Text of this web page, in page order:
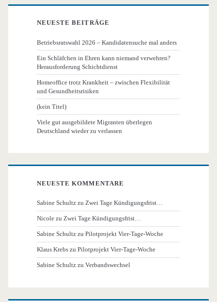
NEUESTE BEITRÄGE
Betriebsratswahl 2026 – Kandidatensuche mal anders
Ein Schläfchen in Ehren kann niemand verwehren?
Herausforderung Schichtdienst
Homeoffice trotz Krankheit – zwischen Flexibilität
und Gesundheitsrisiken
(kein Titel)
Viele gut ausgebildete Migranten überlegen
Deutschland wieder zu verlassen
NEUESTE KOMMENTARE
Sabine Schultz zuZwei Tage Kündigungsfrist…
Nicole zuZwei Tage Kündigungsfrist…
Sabine Schultz zuPilotprojekt Vier-Tage-Woche
Klaus Krebs zuPilotprojekt Vier-Tage-Woche
Sabine Schultz zuVerbandswechsel